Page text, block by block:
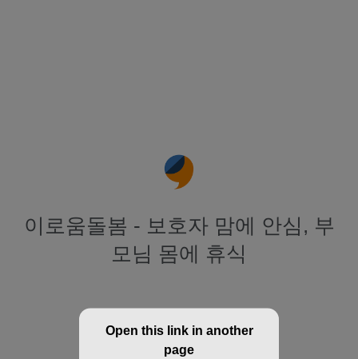
이로움돌봄 - 보호자 맘에 안심, 부
모님 몸에 휴식